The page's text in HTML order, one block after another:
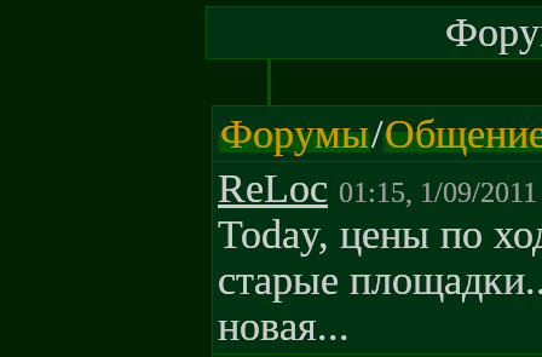
Форумы/
ReLoc 01:15, 1/09/2011
Today, цены по
старые
новая...